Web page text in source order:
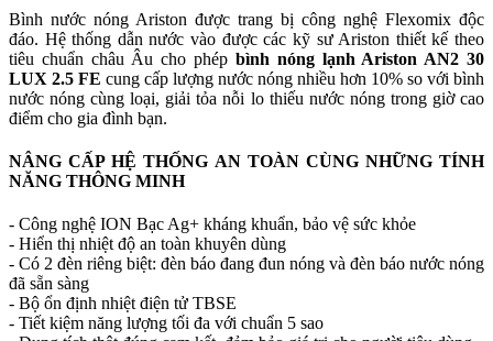
Bình nước nóng Ariston được trang bị công nghệ Flexomix độc
đáo. Hệ thống dẫn nước vào được các kỹ sư Ariston thiết kế theo
tiêu chuẩn châu Âu cho phép bình nóng lạnh Ariston AN2 30
LUX 2.5 FE cung cấp lượng nước nóng nhiều hơn 10% so với bình
nước nóng cùng loại, giải tỏa nỗi lo thiếu nước nóng trong giờ cao
điểm cho gia đình bạn.
NÂNG CẤP HỆ THỐNG AN TOÀN CÙNG NHỮNG TÍNH
NĂNG THÔNG MINH
- Công nghệ ION Bạc Ag+ kháng khuẩn, bảo vệ sức khỏe
- Hiển thị nhiệt độ an toàn khuyên dùng
- Có 2 đèn riêng biệt: đèn báo đang đun nóng và đèn báo nước nóng
đã sẵn sàng
- Bộ ổn định nhiệt điện tử TBSE
- Tiết kiệm năng lượng tối đa với chuẩn 5 sao